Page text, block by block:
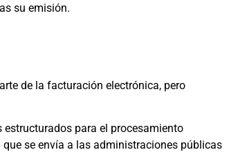
su emisión.
de la facturación electrónica, pero
para el procesamiento
se envía a las administraciones públicas